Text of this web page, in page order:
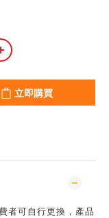
立即購買
者可自行更換，產品